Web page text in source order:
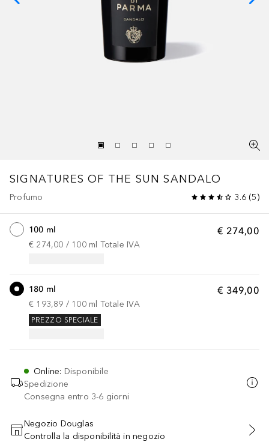
SIGNATURES OF THE SUN SANDALO
Profumo 3.6 (5)
€ 274,00
100 ml
€ 274,00 / 100 ml Totale IVA
€ 349,00
180 ml
€ 193,89 / 100 ml Totale IVA
PREZZO SPECIALE
Online: Disponibile
Spedizione
Consegna entro 3-6 giorni
AGGIUNGI AL CARRELLO
Negozio Douglas
Controlla la disponibilità in negozio